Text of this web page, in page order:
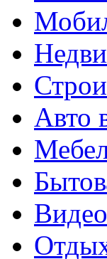
Авто